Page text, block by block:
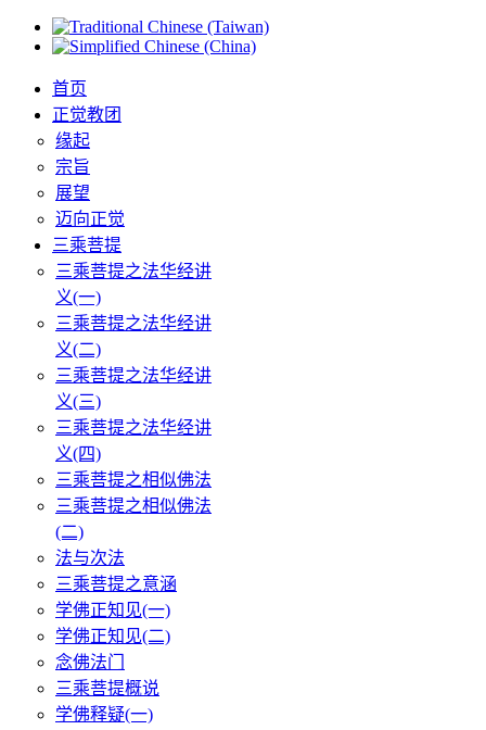
首页
正觉教团
缘起
宗旨
展望
迈向正觉
三乘菩提
三乘菩提之法华经讲
义(一)
三乘菩提之法华经讲
义(二)
三乘菩提之法华经讲
义(三)
三乘菩提之法华经讲
义(四)
三乘菩提之相似佛法
三乘菩提之相似佛法
(二)
法与次法
三乘菩提之意涵
学佛正知见(一)
学佛正知见(二)
念佛法门
三乘菩提概说
学佛释疑(一)